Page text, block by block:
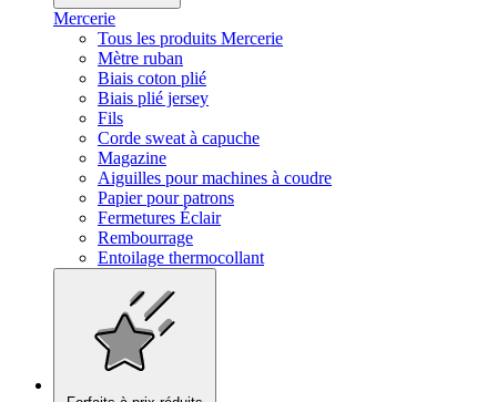
Mercerie
Tous les produits Mercerie
Mètre ruban
Biais coton plié
Biais plié jersey
Fils
Corde sweat à capuche
Magazine
Aiguilles pour machines à coudre
Papier pour patrons
Fermetures Éclair
Rembourrage
Entoilage thermocollant